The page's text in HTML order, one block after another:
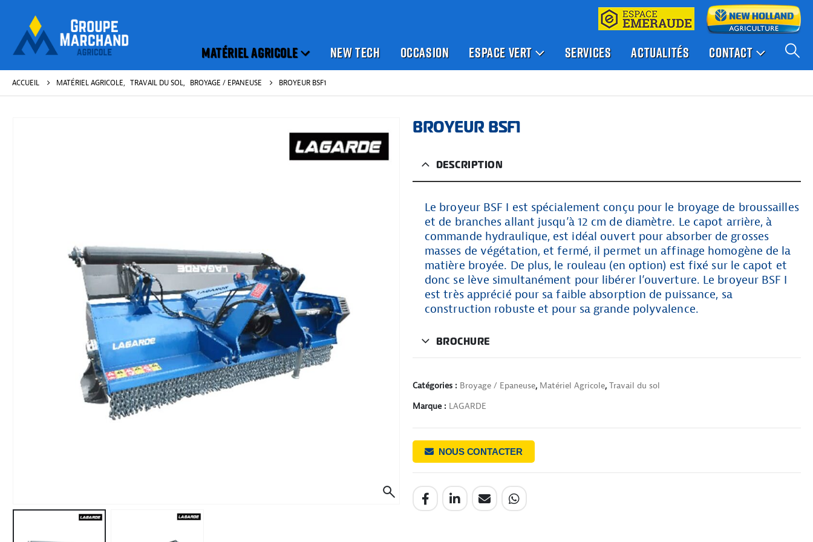
MATÉRIEL AGRICOLE NEW TECH OCCASION ESPACE VERT SERVICES ACTUALITÉS CONTACT
ACCUEIL MATÉRIEL AGRICOLE, TRAVAIL DU SOL, BROYAGE / EPANEUSE BROYEUR BSF1
BROYEUR BSF1
DESCRIPTION
Le broyeur BSF I est spécialement conçu pour le broyage de broussailles
et de branches allant jusqu’à 12 cm de diamètre. Le capot arrière, à
commande hydraulique, est idéal ouvert pour absorber de grosses
masses de végétation, et fermé, il permet un affinage homogène de la
matière broyée. De plus, le rouleau (en option) est fixé sur le capot et
donc se lève simultanément pour libérer l’ouverture. Le broyeur BSF I
est très apprécié pour sa faible absorption de puissance, sa
construction robuste et pour sa grande polyvalence.
BROCHURE
Catégories : Broyage / Epaneuse, Matériel Agricole, Travail du sol
Marque : LAGARDE
NOUS CONTACTER